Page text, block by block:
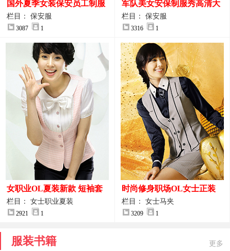
国外夏季女装保安员工制服
装大图
栏目： 保安服
3087 1
军队美女安保制服秀高清大
图
栏目： 保安服
3316 1
女职业OL夏装新款 短袖套
装女正装
栏目： 女士职业夏装
2921 1
时尚修身职场OL女士正装
马甲拍摄大图
栏目： 女士马夹
3209 1
服装书籍 更多